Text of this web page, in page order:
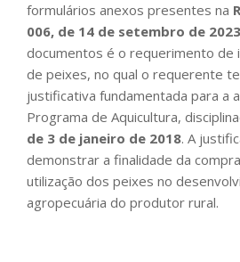
formulários anexos presentes na
006, de 14 de setembro de 2023
documentos é o requerimento de
de peixes, no qual o requerente
justificativa fundamentada para a
Programa de Aquicultura,
de 3 de janeiro de 2018. A
demonstrar a finalidade da
utilização dos peixes no
agropecuária do produtor rural.